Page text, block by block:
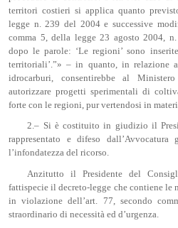
territori costieri si applica quanto
legge n. 239 del 2004 e successive
comma 5, della legge 23 agosto 2004,
dopo le parole: ‘Le regioni’ sono
territoriali’.”» – in quanto, in relazione
idrocarburi, consentirebbe al
autorizzare progetti sperimentali di
forte con le regioni, pur vertendosi in
2.– Si è costituito in giudizio il
rappresentato e difeso dall’Avvocatura
l’infondatezza del ricorso.
Anzitutto il Presidente del
fattispecie il decreto-legge che contiene le
in violazione dell’art. 77, secondo
straordinario di necessità ed d’urgenza.